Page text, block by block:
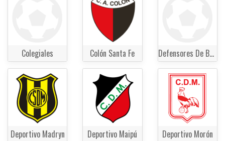
Colegiales Colón Santa Fe Defensores De Belgrano
Deportivo Madryn Deportivo Maipú Deportivo Morón